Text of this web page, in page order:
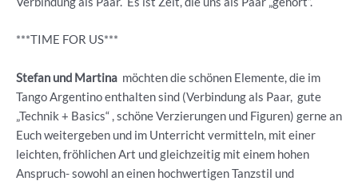
***TIME FOR US***
Stefan und Martina möchten die schönen Elemente, die im
Tango Argentino enthalten sind (Verbindung als Paar, gute
„Technik + Basics“ , schöne Verzierungen und Figuren) gerne an
Euch weitergeben und im Unterricht vermitteln, mit einer
leichten, fröhlichen Art und gleichzeitig mit einem hohen
Anspruch- sowohl an einen hochwertigen Tanzstil und